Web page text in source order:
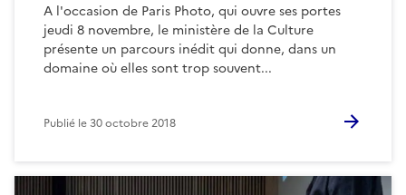
A l'occasion de Paris Photo, qui ouvre ses portes
jeudi 8 novembre, le ministère de la Culture
présente un parcours inédit qui donne, dans un
domaine où elles sont trop souvent...
Publié le30 octobre 2018